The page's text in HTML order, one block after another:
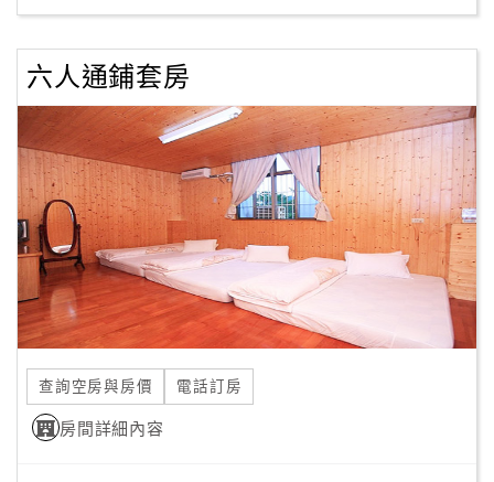
六人通鋪套房
查詢空房與房價 電話訂房
房間詳細內容